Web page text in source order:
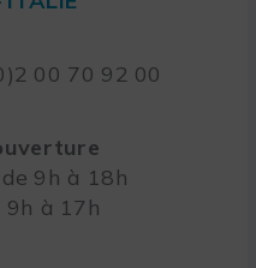
00 70 92 00
9h à 18h
à 17h